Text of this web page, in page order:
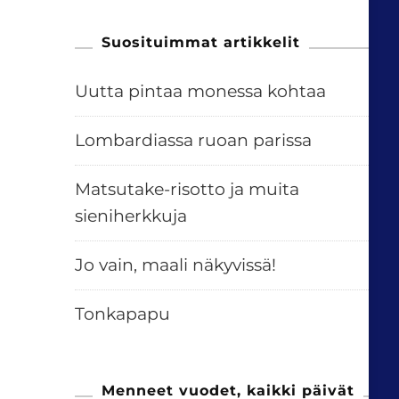
Suosituimmat artikkelit
Uutta pintaa monessa kohtaa
Lombardiassa ruoan parissa
Matsutake-risotto ja muita
sieniherkkuja
Jo vain, maali näkyvissä!
Tonkapapu
Menneet vuodet, kaikki päivät